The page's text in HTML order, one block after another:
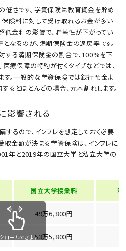
低さです。学資保険は教育資金を貯め
保険料に対して受け取れるお金が多い
低金利の影響で、貯蓄性が下がってい
なるのが、満期保険金の返戻率です。
する満期保険金の割合で、100%を下
医療保障の特約が付くタイプなどでは、
す。一般的な学資保険では銀行預金よ
るとほとんどの場合、元本割れします。
影響される
るので、インフレを想定しておく必要
取金額が決まる学資保険は、インフレに
年と2019年の国立大学と私立大学の
国立大学授業料 私
49万6,800円
53万5,800円
ロールできます